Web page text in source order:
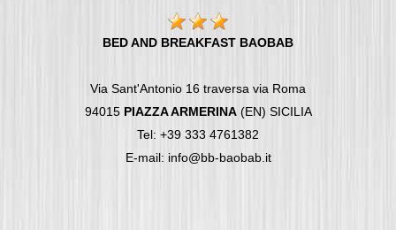
BED AND BREAKFAST BAOBAB
Via Sant'Antonio 16 traversa via Roma
94015 PIAZZA ARMERINA(EN) SICILIA
Tel: +39 333 4761382
E-mail: info@bb-baobab.it